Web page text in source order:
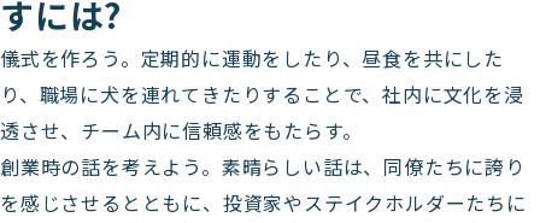
すには?
儀式を作ろう。定期的に運動をしたり、昼食を共にした
り、職場に犬を連れてきたりすることで、社内に文化を浸
透させ、チーム内に信頼感をもたらす。
創業時の話を考えよう。素晴らしい話は、同僚たちに誇り
を感じさせるとともに、投資家やステイクホルダーたちに